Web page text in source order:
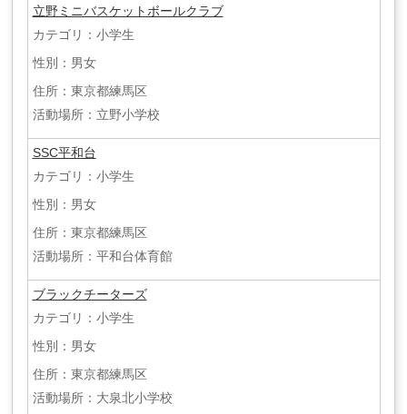
立野ミニバスケットボールクラブ
カテゴリ：小学生
性別：男女
住所：東京都練馬区
活動場所：立野小学校
SSC平和台
カテゴリ：小学生
性別：男女
住所：東京都練馬区
活動場所：平和台体育館
ブラックチーターズ
カテゴリ：小学生
性別：男女
住所：東京都練馬区
活動場所：大泉北小学校